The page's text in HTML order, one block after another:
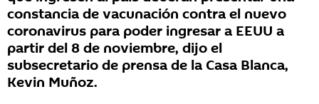
constancia de vacunación contra el nuevo
coronavirus para poder ingresar a EEUU a
partir del 8 de noviembre, dijo el
subsecretario de prensa de la Casa Blanca,
Kevin Muñoz.